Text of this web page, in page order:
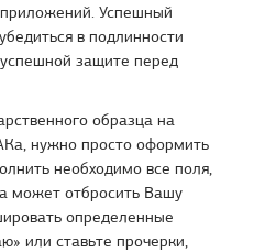
Успешный
в подлинности
защите перед
образца на
нужно просто оформить
необходимо все поля,
может отбросить Вашу
определенные
или ставьте прочерки,